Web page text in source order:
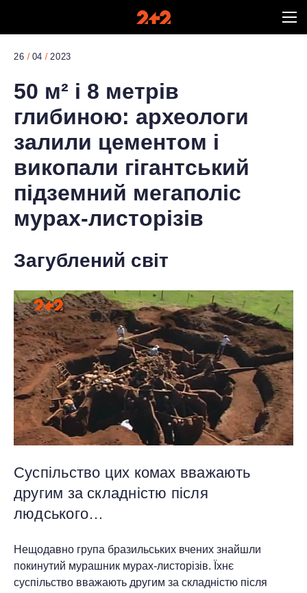
26 04 2023
50 м² і 8 метрів
глибиною: археологи
залили цементом і
викопали гігантський
підземний мегаполіс
мурах-листорізів
Загублений світ
Суспільство цих комах вважають
другим за складністю після
людського…
Нещодавно група бразильських вчених знайшли
покинутий мурашник мурах-листорізів. Їхнє
суспільство вважають другим за складністю після